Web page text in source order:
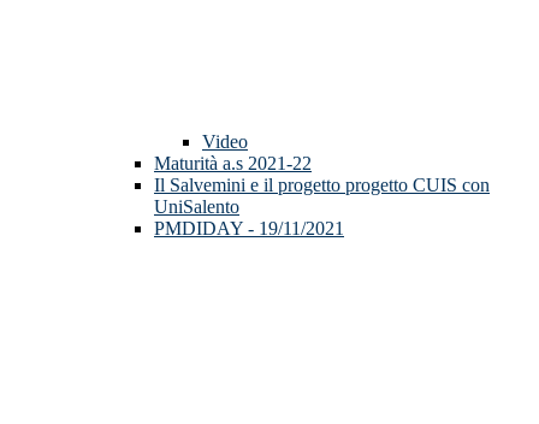
Video
Maturità a.s 2021-22
Il Salvemini e il progetto progetto CUIS con
UniSalento
PMDIDAY - 19/11/2021